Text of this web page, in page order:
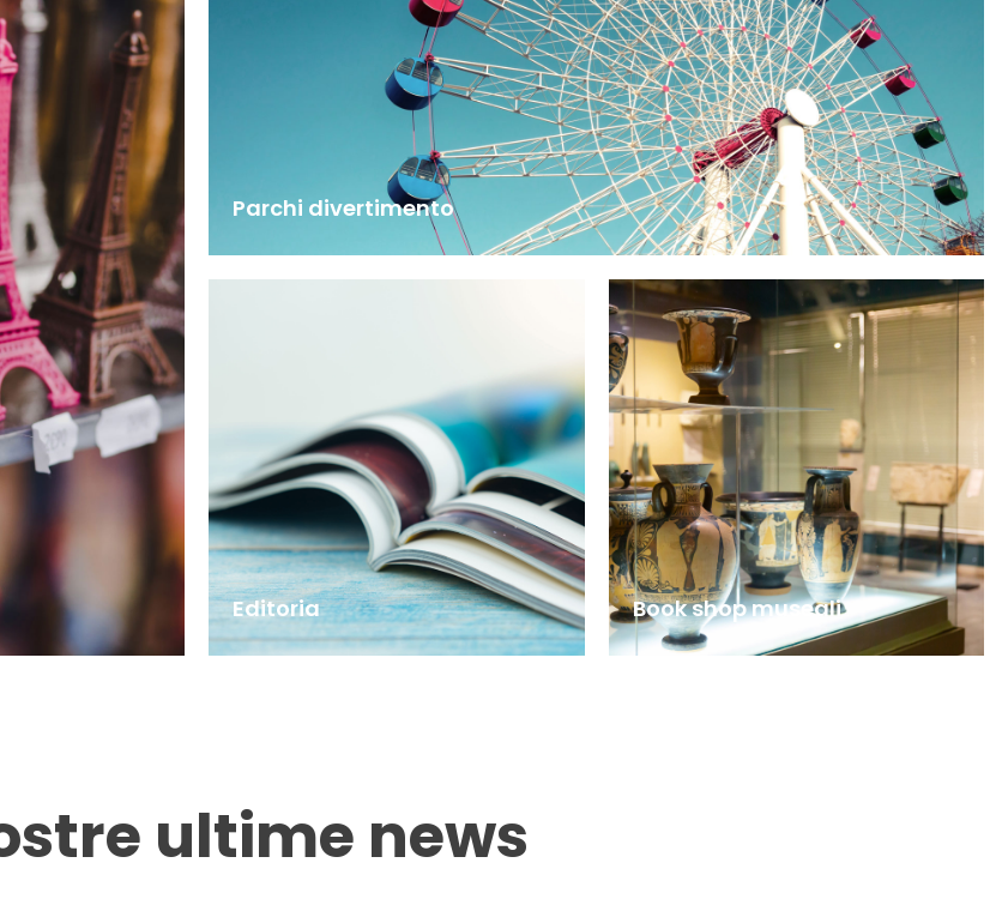
Parchi divertimento
Editoria Book shop museali
ultime news